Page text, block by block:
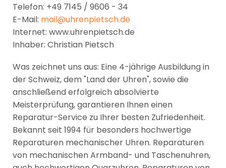
Telefon: +49 7145 / 9606 - 34
E-Mail: mail@uhrenpietsch.de
Internet: www.uhrenpietsch.de
Inhaber: Christian Pietsch
Was zeichnet uns aus: Eine 4-jährige Ausbildung in
der Schweiz, dem "Land der Uhren", sowie die
anschließend erfolgreich absolvierte
Meisterprüfung, garantieren Ihnen einen
Reparatur-Service zu Ihrer besten Zufriedenheit.
Bekannt seit 1994 für besonders hochwertige
Reparaturen mechanischer Uhren. Reparaturen
von mechanischen Armband- und Taschenuhren,